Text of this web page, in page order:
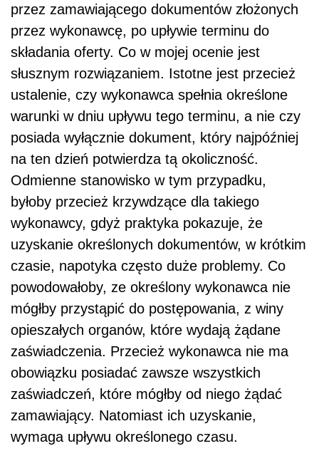
przez zamawiającego dokumentów złożonych
przez wykonawcę, po upływie terminu do
składania oferty. Co w mojej ocenie jest
słusznym rozwiązaniem. Istotne jest przecież
ustalenie, czy wykonawca spełnia określone
warunki w dniu upływu tego terminu, a nie czy
posiada wyłącznie dokument, który najpóźniej
na ten dzień potwierdza tą okoliczność.
Odmienne stanowisko w tym przypadku,
byłoby przecież krzywdzące dla takiego
wykonawcy, gdyż praktyka pokazuje, że
uzyskanie określonych dokumentów, w krótkim
czasie, napotyka często duże problemy. Co
powodowałoby, ze określony wykonawca nie
mógłby przystąpić do postępowania, z winy
opieszałych organów, które wydają żądane
zaświadczenia. Przecież wykonawca nie ma
obowiązku posiadać zawsze wszystkich
zaświadczeń, które mógłby od niego żądać
zamawiający. Natomiast ich uzyskanie,
wymaga upływu określonego czasu.